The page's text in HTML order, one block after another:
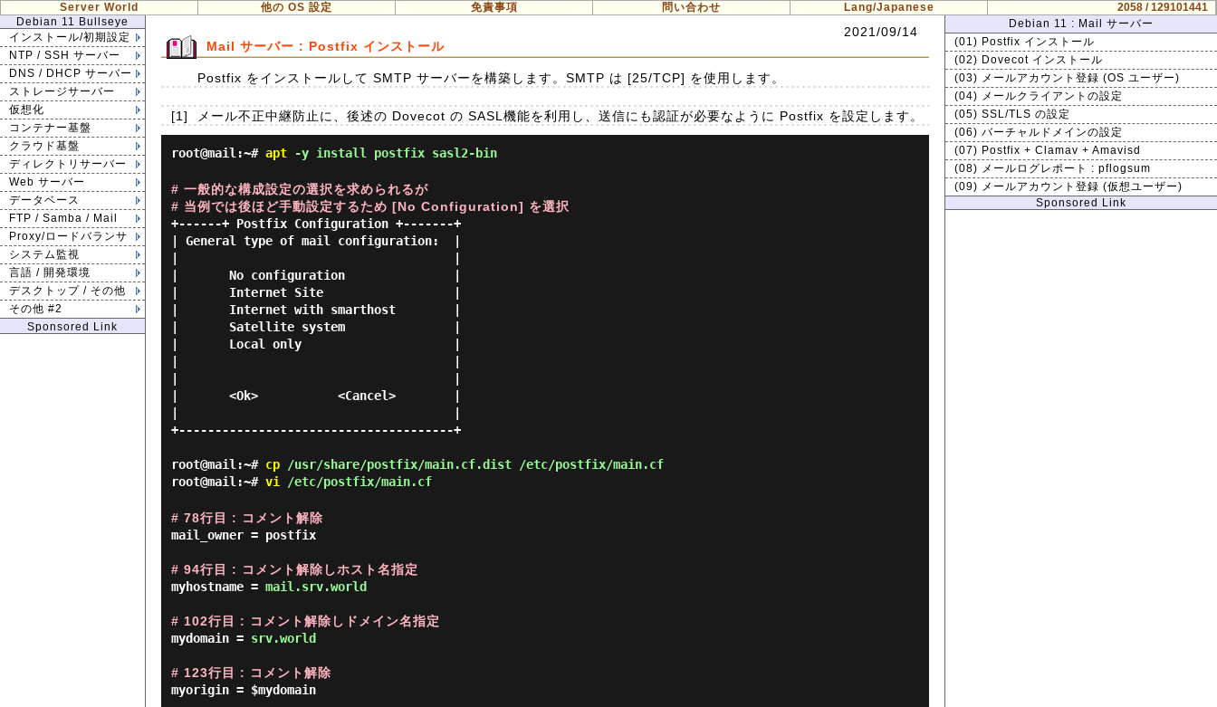
Server World 他の OS 設定 免責事項 問い合わせ Lang/Japanese
2058 / 129101441
Debian 11 Bullseye
インストール/初期設定
NTP / SSH サーバー
DNS / DHCP サーバー
ストレージサーバー
仮想化
コンテナー基盤
クラウド基盤
ディレクトリサーバー
Web サーバー
データベース
FTP / Samba / Mail
Proxy/ロードバランサ
システム監視
言語 / 開発環境
デスクトップ / その他
その他 #2
Sponsored Link
Mail サーバー : Postfix インストール
2021/09/14
Postfix をインストールして SMTP サーバーを構築します。SMTP は [25/TCP] を使用します。
[1] メール不正中継防止に、後述の Dovecot の SASL機能を利用し、送信にも認証が必要なように Postfix を設定します。
root@mail:~# apt -y install postfix sasl2-bin
# 一般的な構成設定の選択を求められるが
# 当例では後ほど手動設定するため [No Configuration] を選択
+------+ Postfix Configuration +-------+
| General type of mail configuration:  |
|       No configuration               |
|       Internet Site                  |
|       Internet with smarthost        |
|       Satellite system               |
|       Local only                     |
|       <Ok>           <Cancel>        |
+--------------------------------------+
root@mail:~# cp /usr/share/postfix/main.cf.dist /etc/postfix/main.cf
root@mail:~# vi /etc/postfix/main.cf
# 78行目 : コメント解除
mail_owner = postfix
# 94行目 : コメント解除しホスト名指定
myhostname = mail.srv.world
# 102行目 : コメント解除しドメイン名指定
mydomain = srv.world
# 123行目 : コメント解除
myorigin = $mydomain
Debian 11 : Mail サーバー
(01) Postfix インストール
(02) Dovecot インストール
(03) メールアカウント登録 (OS ユーザー)
(04) メールクライアントの設定
(05) SSL/TLS の設定
(06) バーチャルドメインの設定
(07) Postfix + Clamav + Amavisd
(08) メールログレポート : pflogsum
(09) メールアカウント登録 (仮想ユーザー)
Sponsored Link